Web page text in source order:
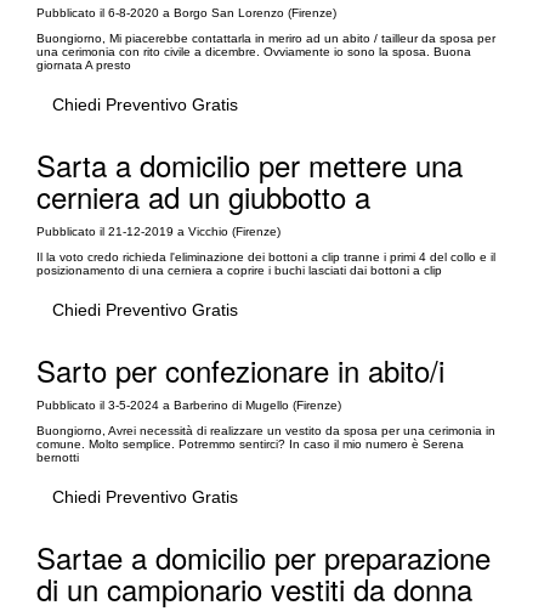
Pubblicato il 6-8-2020 a Borgo San Lorenzo (Firenze)
Buongiorno, Mi piacerebbe contattarla in meriro ad un abito / tailleur da sposa per
una cerimonia con rito civile a dicembre. Ovviamente io sono la sposa. Buona
giornata A presto
Chiedi Preventivo Gratis
Sarta a domicilio per mettere una
cerniera ad un giubbotto a
Pubblicato il 21-12-2019 a Vicchio (Firenze)
Il la voto credo richieda l'eliminazione dei bottoni a clip tranne i primi 4 del collo e il
posizionamento di una cerniera a coprire i buchi lasciati dai bottoni a clip
Chiedi Preventivo Gratis
Sarto per confezionare in abito/i
Pubblicato il 3-5-2024 a Barberino di Mugello (Firenze)
Buongiorno, Avrei necessità di realizzare un vestito da sposa per una cerimonia in
comune. Molto semplice. Potremmo sentirci? In caso il mio numero è Serena
bernotti
Chiedi Preventivo Gratis
Sartae a domicilio per preparazione
di un campionario vestiti da donna